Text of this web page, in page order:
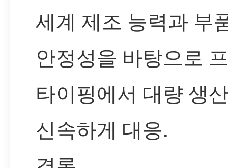
세계 제조 능력과 부
안정성을 바탕으로
타이핑에서 대량 생
신속하게 대응.